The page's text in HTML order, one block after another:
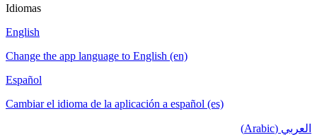
Idiomas
English
Change the app language to English (en)
Español
Cambiar el idioma de la aplicación a español (es)
العربي (Arabic)